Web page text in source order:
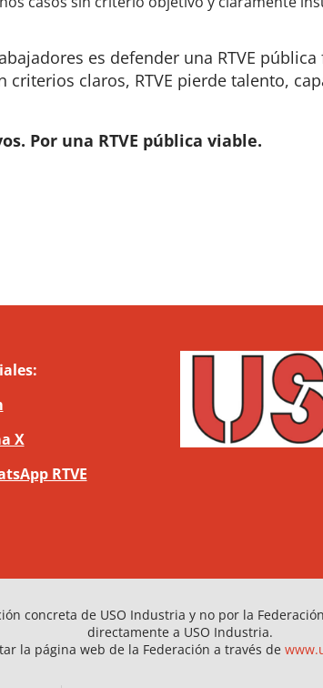
es defender una RTVE pública
claros, RTVE pierde talento,
Por una RTVE pública viable.
X
RTVE
concreta de USO Industria y no por la
directamente a USO Industria.
la página web de la Federación a través de